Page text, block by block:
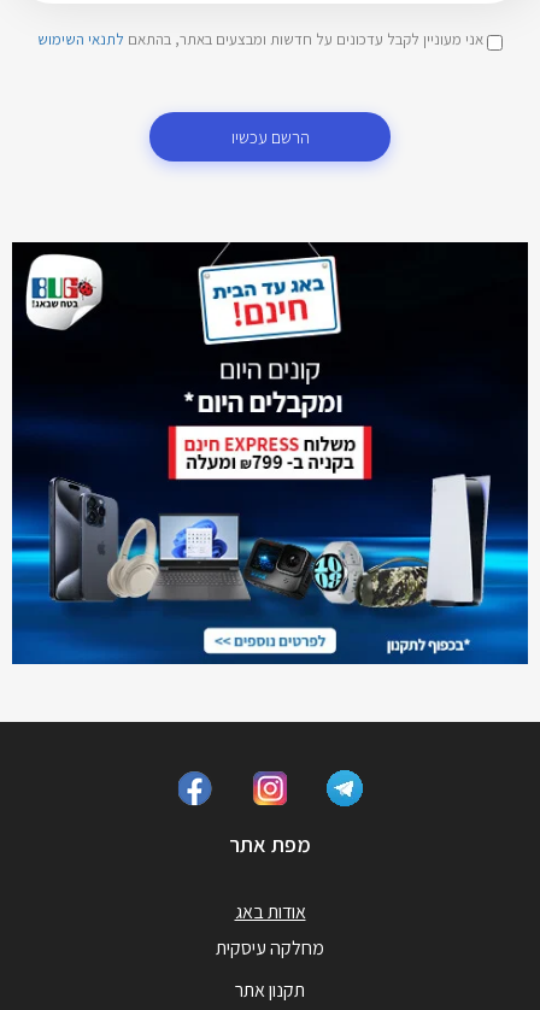
אני מעוניין לקבל עדכונים על חדשות ומבצעים באתר, בהתאם לתנאי השימוש
הרשם עכשיו
מפת אתר
אודות באג
מחלקה עיסקית
תקנון אתר